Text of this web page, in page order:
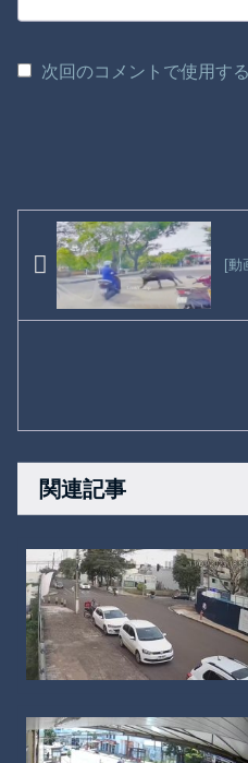
次回のコメントで使用す
[動
関連記事